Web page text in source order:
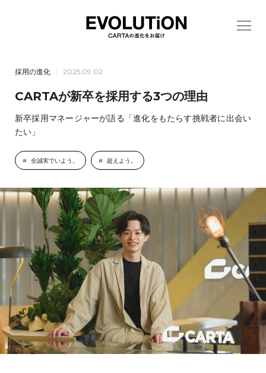
採用の進化 2025.09.02
CARTAが新卒を採用する3つの理由
新卒採用マネージャーが語る「進化をもたらす挑戦者に出会い
たい」
全誠実でいよう。 超えよう。